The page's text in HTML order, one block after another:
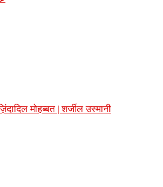
मोहब्बत | शर्जील उस्मानी